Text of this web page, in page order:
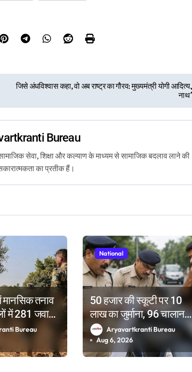
जिसे अंधविश्वास कहा, वो अब राष्ट्र का गौरव: मुख्यमंत्री योगी आदित्य
नाथ
Bureau
सामाजिक सेवा, शिक्षा और कल्याण के माध्यम से सामाजिक बदलाव लाने की
का प्रतीक हैं।
तनाव
में 281 जवानों
में टूटे
Bureau
National
50 हजार की स्कूटी पर 10
लाख का जुर्माना, 96 चालान
पेंडिंग देख पुलिस के भी उड़े होश
Aryavartkranti Bureau
Aug 6, 2026